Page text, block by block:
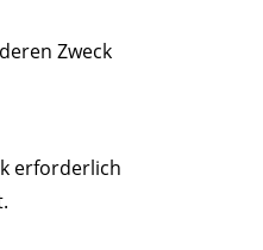
Zweck
erforderlich